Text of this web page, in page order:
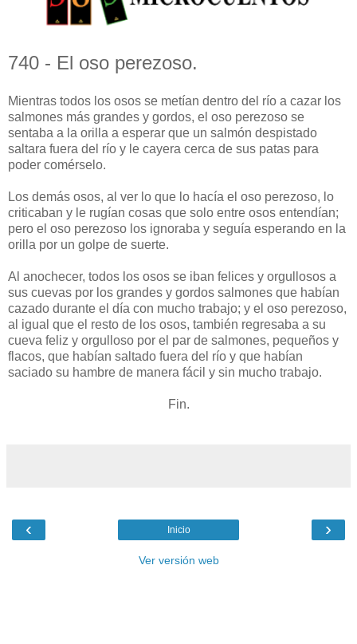
740 - El oso perezoso.
Mientras todos los osos se metían dentro del río a cazar los
salmones más grandes y gordos, el oso perezoso se
sentaba a la orilla a esperar que un salmón despistado
saltara fuera del río y le cayera cerca de sus patas para
poder comérselo.
Los demás osos, al ver lo que lo hacía el oso perezoso, lo
criticaban y le rugían cosas que solo entre osos entendían;
pero el oso perezoso los ignoraba y seguía esperando en la
orilla por un golpe de suerte.
Al anochecer, todos los osos se iban felices y orgullosos a
sus cuevas por los grandes y gordos salmones que habían
cazado durante el día con mucho trabajo; y el oso perezoso,
al igual que el resto de los osos, también regresaba a su
cueva feliz y orgulloso por el par de salmones, pequeños y
flacos, que habían saltado fuera del río y que habían
saciado su hambre de manera fácil y sin mucho trabajo.
Fin.
‹ ›
Inicio
Ver versión web